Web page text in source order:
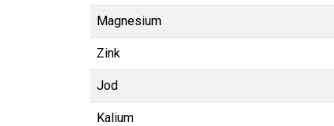
Magnesium
Zink
Jod
Kalium